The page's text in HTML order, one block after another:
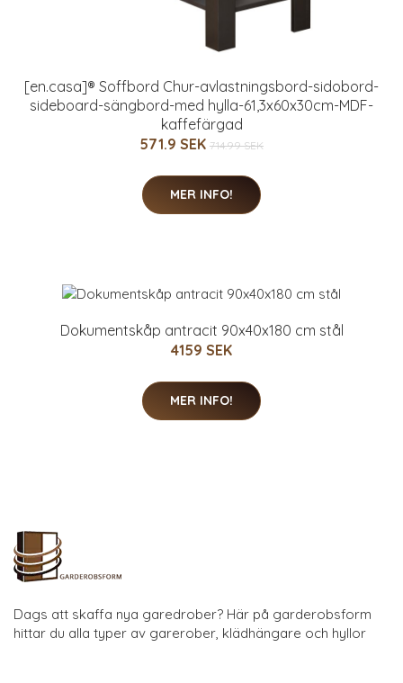
[en.casa]® Soffbord Chur-avlastningsbord-sidobord-
sideboard-sängbord-med hylla-61,3x60x30cm-MDF-
kaffefärgad
571.9 SEK 714.99 SEK
MER INFO!
Dokumentskåp antracit 90x40x180 cm stål
4159 SEK
MER INFO!
Dags att skaffa nya garedrober? Här på garderobsform
hittar du alla typer av garerober, klädhängare och hyllor